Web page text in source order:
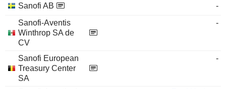
Sanofi AB
-
Sanofi-Aventis
Winthrop SA de
CV
-
Sanofi European
Treasury Center
SA
-